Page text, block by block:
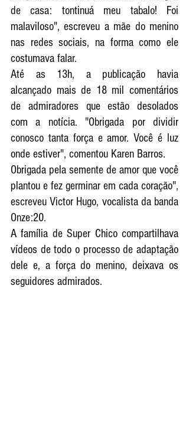
de casa: tontinuá meu tabalo! Foi
malaviloso", escreveu a mãe do menino
nas redes sociais, na forma como ele
costumava falar.
Até as 13h, a publicação havia
alcançado mais de 18 mil comentários
de admiradores que estão desolados
com a notícia. "Obrigada por dividir
conosco tanta força e amor. Você é luz
onde estiver", comentou Karen Barros.
Obrigada pela semente de amor que você
plantou e fez germinar em cada coração",
escreveu Victor Hugo, vocalista da banda
Onze:20.
A família de Super Chico compartilhava
vídeos de todo o processo de adaptação
dele e, a força do menino, deixava os
seguidores admirados.